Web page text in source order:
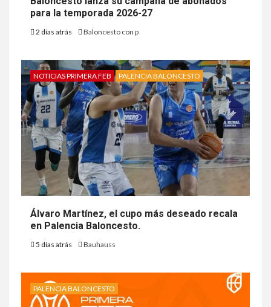
para la temporada 2026-27
2 días atrás Baloncesto con p
NOTICIAS PRIMERA FEB PALENCIA BALONCESTO
Álvaro Martínez, el cupo más deseado recala
en Palencia Baloncesto.
5 días atrás Bauhauss
PALENCIA BALONCESTO